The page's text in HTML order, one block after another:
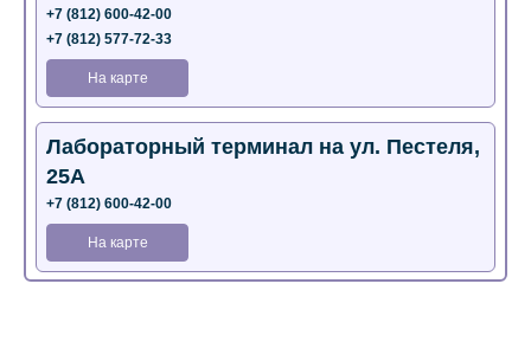
+7 (812) 600-42-00
+7 (812) 577-72-33
На карте
Лабораторный терминал на ул. Пестеля,
25А
+7 (812) 600-42-00
На карте